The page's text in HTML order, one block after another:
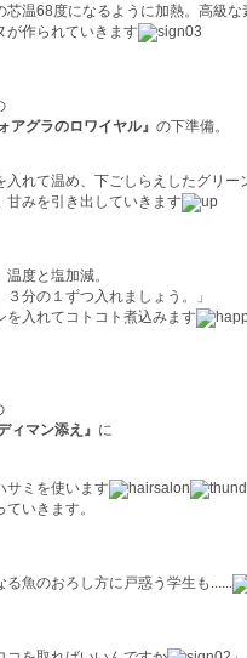
温68度になるように加熱。 高級な
が作られていきます
アグラのロワイヤル』 の下準備。
入れて温め、下ごしらえしたグリ
甘みを引き出していきます
度と塩加減。
分の１ずつ入れましょう。」
を入れてコトコト煮込みます
ィマン添え』 に
サミを使います
いきます。
魚のおろし方に戸惑う学生も......